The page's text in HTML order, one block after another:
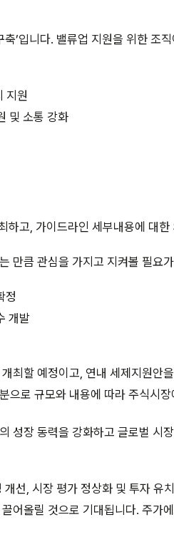
축’입니다. 밸류업 지원을 위한 조
지원
및 소통 강화
고, 가이드라인 세부내용에 대한
만큼 관심을 가지고 지켜볼 필요
정
개발
최할 예정이고, 연내 세제지원안
으로 규모와 내용에 따라 주식시
성장 동력을 강화하고 글로벌 시
선, 시장 평가 정상화 및 투자 유
어올릴 것으로 기대됩니다. 주가